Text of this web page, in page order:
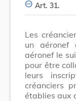
Art. 31.
Les
un
aéronef le
pour être
leurs
créanciers
établies aux